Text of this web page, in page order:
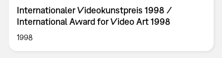
Internationaler Videokunstpreis 1998 /
International Award for Video Art 1998
1998